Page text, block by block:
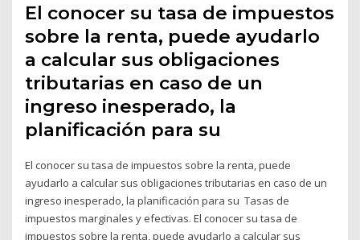
El conocer su tasa de impuestos
sobre la renta, puede ayudarlo
a calcular sus obligaciones
tributarias en caso de un
ingreso inesperado, la
planificación para su
El conocer su tasa de impuestos sobre la renta, puede
ayudarlo a calcular sus obligaciones tributarias en caso de un
ingreso inesperado, la planificación para su Tasas de
impuestos marginales y efectivas. El conocer su tasa de
impuestos sobre la renta, puede ayudarlo a calcular sus